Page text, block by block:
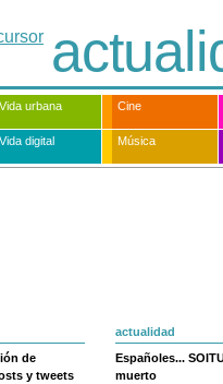
Vida urbana Cine
Vida digital Música
de
y tweets
actualidad
Españoles...
muerto